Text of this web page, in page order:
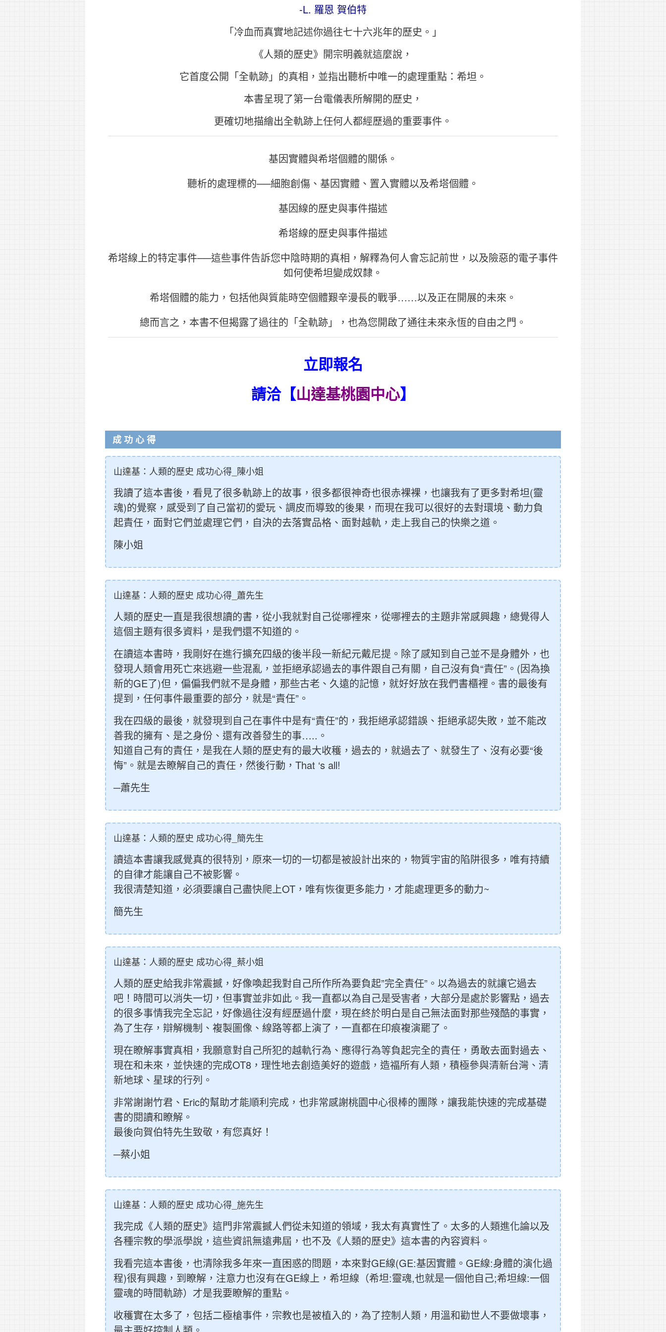
-L. 羅恩 賀伯特
「冷血而真實地記述你過往七十六兆年的歷史。」
《人類的歷史》開宗明義就這麼說，
它首度公開「全軌跡」的真相，並指出聽析中唯一的處理重點：希坦。
本書呈現了第一台電儀表所解開的歷史，
更確切地描繪出全軌跡上任何人都經歷過的重要事件。
基因實體與希塔個體的關係。
聽析的處理標的──細胞創傷、基因實體、置入實體以及希塔個體。
基因線的歷史與事件描述
希塔線的歷史與事件描述
希塔線上的特定事件──這些事件告訴您中陰時期的真相，解釋為何人會忘記前世，以及險惡的電子事件
如何使希坦變成奴隸。
希塔個體的能力，包括他與質能時空個體艱辛漫長的戰爭……以及正在開展的未來。
總而言之，本書不但揭露了過往的「全軌跡」，也為您開啟了通往未來永恆的自由之門。
立即報名
請洽【山達基桃園中心】
成功心得
山達基：人類的歷史 成功心得_陳小姐
我讀了這本書後，看見了很多軌跡上的故事，很多都很神奇也很赤裸裸，也讓我有了更多對希坦(靈
魂)的覺察，感受到了自己當初的愛玩、調皮而導致的後果，而現在我可以很好的去對環境、動力負
起責任，面對它們並處理它們，自決的去落實品格、面對越軌，走上我自己的快樂之道。
陳小姐
山達基：人類的歷史 成功心得_蕭先生
人類的歷史一直是我很想讀的書，從小我就對自己從哪裡來，從哪裡去的主題非常感興趣，總覺得人
這個主題有很多資料，是我們還不知道的。
在讀這本書時，我剛好在進行擴充四級的後半段一新紀元戴尼提。除了感知到自己並不是身體外，也
發現人類會用死亡來逃避一些混亂，並拒絕承認過去的事件跟自己有關，自己沒有負“責任”。(因為換
新的GE了)但，偏偏我們就不是身體，那些古老、久遠的記憶，就好好放在我們書櫃裡。書的最後有
提到，任何事件最重要的部分，就是“責任”。
我在四級的最後，就發現到自己在事件中是有“責任”的，我拒絕承認錯誤、拒絕承認失敗，並不能改
善我的擁有、是之身份、還有改善發生的事…..。
知道自己有的責任，是我在人類的歷史有的最大收穫，過去的，就過去了、就發生了、沒有必要“後
悔”。就是去瞭解自己的責任，然後行動，That ‘s all!
─蕭先生
山達基：人類的歷史 成功心得_簡先生
讀這本書讓我感覺真的很特別，原來一切的一切都是被設計出來的，物質宇宙的陷阱很多，唯有持續
的自律才能讓自己不被影響。
我很清楚知道，必須要讓自己盡快爬上OT，唯有恢復更多能力，才能處理更多的動力~
簡先生
山達基：人類的歷史 成功心得_蔡小姐
人類的歷史給我非常震撼，好像喚起我對自己所作所為要負起”完全責任”。以為過去的就讓它過去
吧！時間可以消失一切，但事實並非如此。我一直都以為自己是受害者，大部分是處於影響點，過去
的很多事情我完全忘記，好像過往沒有經歷過什麼，現在終於明白是自己無法面對那些殘酷的事實，
為了生存，辯解機制、複製圖像、線路等都上演了，一直都在印痕複演罷了。
現在瞭解事實真相，我願意對自己所犯的越軌行為、應得行為等負起完全的責任，勇敢去面對過去、
現在和未來，並快速的完成OT8，理性地去創造美好的遊戲，造福所有人類，積極參與清新台灣、清
新地球、星球的行列。
非常謝謝竹君、Eric的幫助才能順利完成，也非常感謝桃園中心很棒的團隊，讓我能快速的完成基礎
書的閱讀和瞭解。
最後向賀伯特先生致敬，有您真好！
─蔡小姐
山達基：人類的歷史 成功心得_施先生
我完成《人類的歷史》這門非常震撼人們從未知道的領域，我太有真實性了。太多的人類進化論以及
各種宗教的學派學說，這些資訊無遠弗屆，也不及《人類的歷史》這本書的內容資料。
我看完這本書後，也清除我多年來一直困惑的問題，本來對GE線(GE:基因實體。GE線:身體的演化過
程)很有興趣，到瞭解，注意力也沒有在GE線上，希坦線（希坦:靈魂,也就是一個他自己;希坦線:一個
靈魂的時間軌跡）才是我要瞭解的重點。
收穫實在太多了，包括二極槍事件，宗教也是被植入的，為了控制人類，用溫和勸世人不要做壞事，